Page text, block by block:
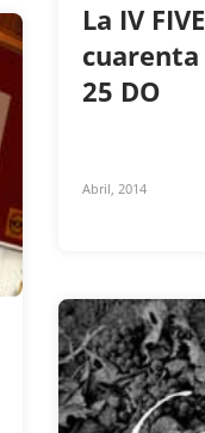
La IV
cuarenta
25 DO
Abril, 2014